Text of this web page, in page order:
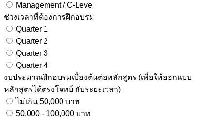
Management / C-Level
ช่วงเวลาที่ต้องการฝึกอบรม
Quarter 1
Quarter 2
Quarter 3
Quarter 4
งบประมาณฝึกอบรมเบื้องต้นต่อหลักสูตร (เพื่อให้ออกแบบ
หลักสูตรได้ตรงโจทย์ กับระยะเวลา)
ไม่เกิน 50,000 บาท
50,000 - 100,000 บาท